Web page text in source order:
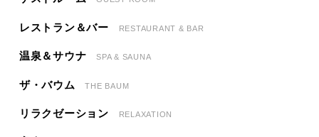
レストラン＆バー RESTAURANT & BAR
温泉＆サウナ SPA & SAUNA
ザ・バウム THE BAUM
リラクゼーション RELAXATION